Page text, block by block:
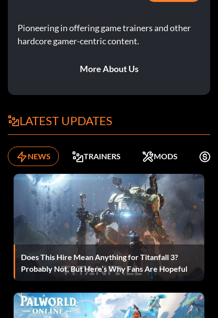
Pioneering in offering game trainers and other
hardcore gamer-centric content.
More About Us
LATEST UPDATES
NEWS TRAINERS MODS
Does This Hire Mean Anything for Titanfall 3?
Probably Not, But Here’s Why Fans Are Hopeful